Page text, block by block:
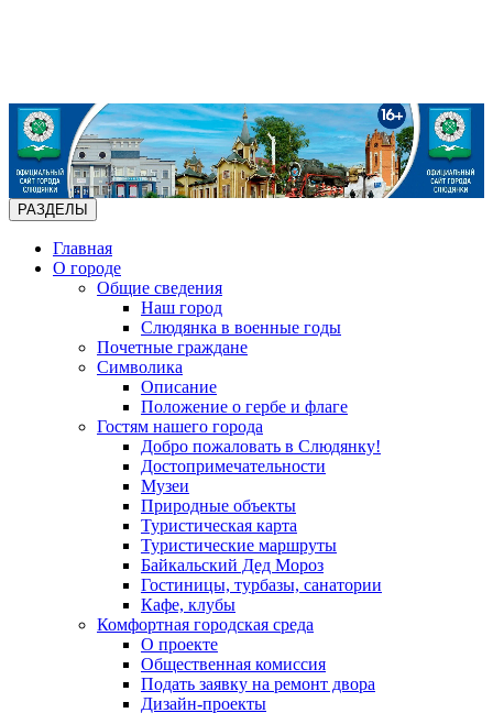
РАЗДЕЛЫ
Главная
О городе
Общие сведения
Наш город
Слюдянка в военные годы
Почетные граждане
Символика
Описание
Положение о гербе и флаге
Гостям нашего города
Добро пожаловать в Слюдянку!
Достопримечательности
Музеи
Природные объекты
Туристическая карта
Туристические маршруты
Байкальский Дед Мороз
Гостиницы, турбазы, санатории
Кафе, клубы
Комфортная городская среда
О проекте
Общественная комиссия
Подать заявку на ремонт двора
Дизайн-проекты